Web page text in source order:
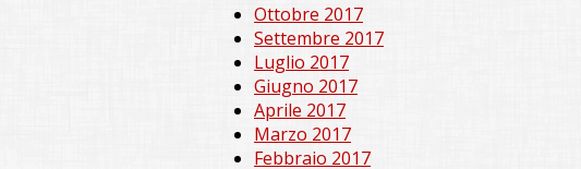
Ottobre 2017
Settembre 2017
Luglio 2017
Giugno 2017
Aprile 2017
Marzo 2017
Febbraio 2017